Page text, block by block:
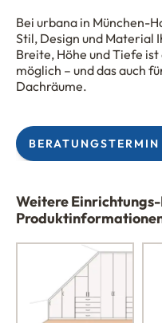
Bei urbana in München-
Stil, Design und Material
Breite, Höhe und Tiefe
möglich – und das auch
Dachräume.
Weitere